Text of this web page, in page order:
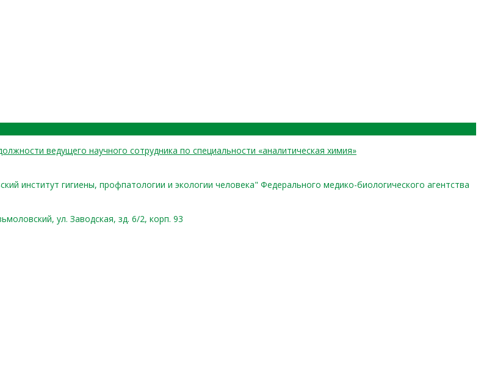
ведущего научного сотрудника по специальности «аналитическая химия»
институт гигиены, профпатологии и экологии человека" Федерального медико-биологического агентства
ул. Заводская, зд. 6/2, корп. 93